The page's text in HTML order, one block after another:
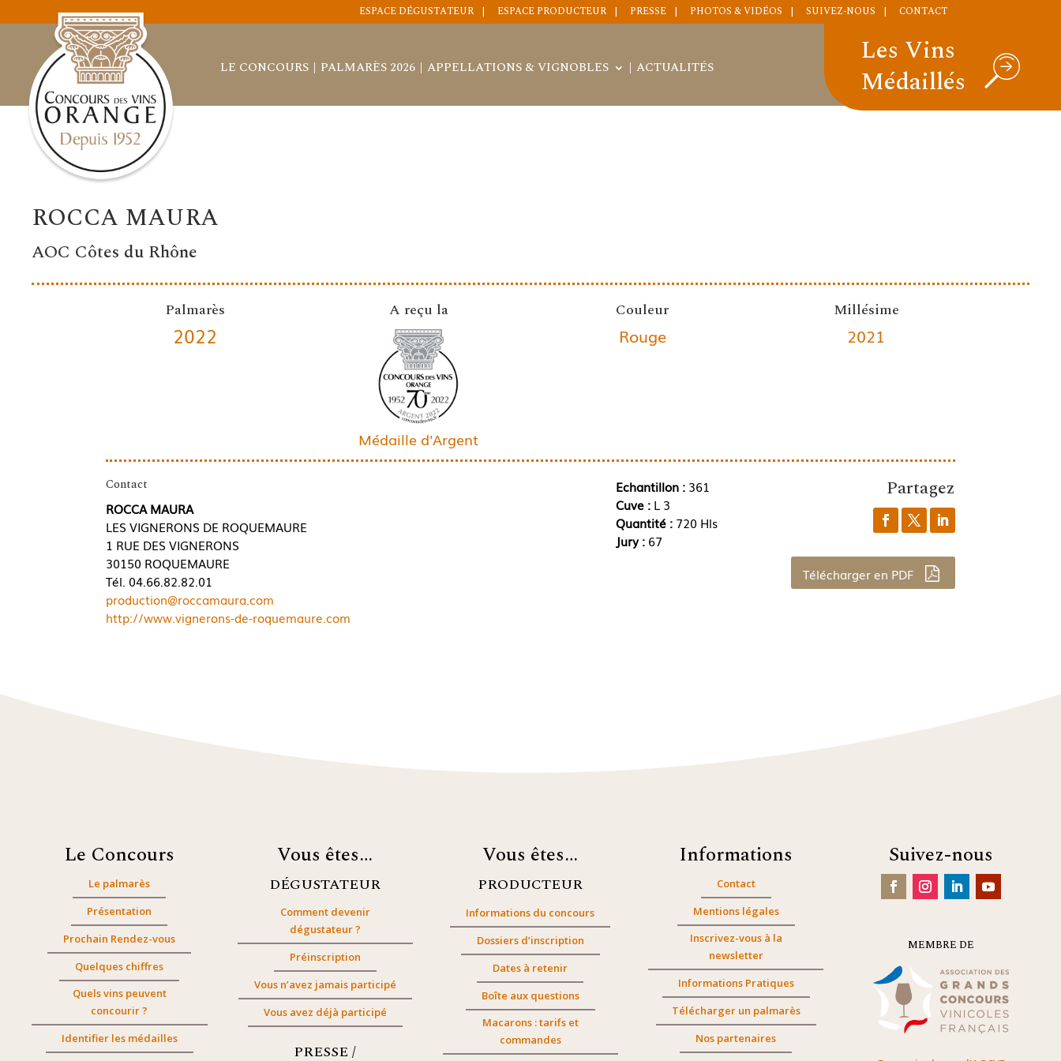
ESPACE DÉGUSTATEUR ESPACE PRODUCTEUR PRESSE PHOTOS & VIDÉOS SUIVEZ-NOUS CONTACT
LE CONCOURS PALMARÈS 2026 APPELLATIONS & VIGNOBLES ACTUALITÉS
Les Vins
Médaillés
ROCCA MAURA
AOC Côtes du Rhône
Palmarès
2022
A reçu la
Médaille d'Argent
Couleur
Rouge
Millésime
2021
Contact
ROCCA MAURA
LES VIGNERONS DE ROQUEMAURE
1 RUE DES VIGNERONS
30150 ROQUEMAURE
Tél. 04.66.82.82.01
production@roccamaura.com
http://www.vignerons-de-roquemaure.com
Echantillon :361
Cuve : L 3
Quantité : 720 Hls
Jury : 67
Partagez
Télécharger en PDF
Le Concours
Le palmarès
Présentation
Prochain Rendez-vous
Quelques chiffres
Quels vins peuvent
concourir ?
Identifier les médailles
Vous êtes…
DÉGUSTATEUR
Comment devenir
dégustateur ?
Préinscription
Vous n’avez jamais participé
Vous avez déjà participé
PRESSE /
Vous êtes…
PRODUCTEUR
Informations du concours
Dossiers d’inscription
Dates à retenir
Boîte aux questions
Macarons : tarifs et
commandes
Informations
Contact
Mentions légales
Inscrivez-vous à la
newsletter
Informations Pratiques
Télécharger un palmarès
Nos partenaires
Suivez-nous
MEMBRE DE